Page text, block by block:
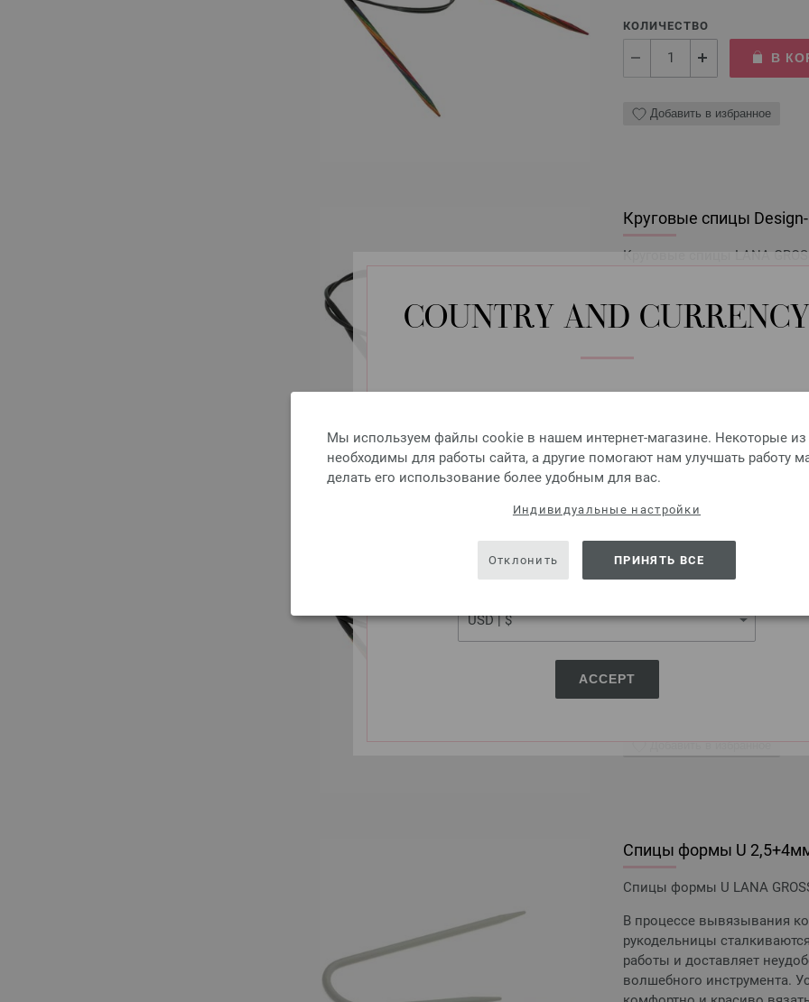
COUNTRY AND CURRENCY
LANGUAGE
SHIPPING TO
USA - The United States of America
ACCEPT
Мы используем файлы cookie в нашем интернет-магазине. Некоторые из
необходимы для работы сайта, а другие помогают нам улучшать работу
делать его использование более удобным для вас.
Индивидуальные настройки
Отклонить ПРИНЯТЬ ВСЕ
КОЛИЧЕСТВО
В
Добавить в избранное
Круговые спицы
Круговые спицы LANA
9,32 $ без НДС,без учета
Добавить в избранное
Круговые спицы
Круговые спицы из дерева
9,32 $ без НДС,без учета
КОЛИЧЕСТВО
Добавить в избранное
Спицы формы U
Спицы формы U LANA
В процессе вывязывания
рукодельницы
работы и доставляет
волшебного инструмента.